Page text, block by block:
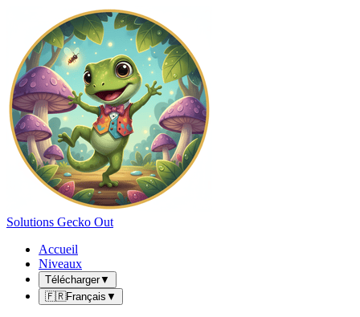
Solutions Gecko Out
Accueil
Niveaux
Télécharger▼
🇫🇷Français ▼